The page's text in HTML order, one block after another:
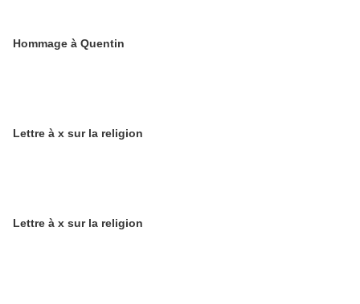
Hommage à Quentin
Lettre à x sur la religion
Lettre à x sur la religion